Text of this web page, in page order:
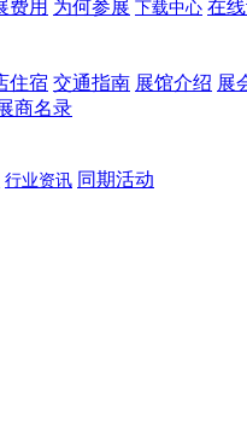
费用 为何参展 下载中心 在
住宿 交通指南 展馆介绍 展
商名录
行业资讯 同期活动